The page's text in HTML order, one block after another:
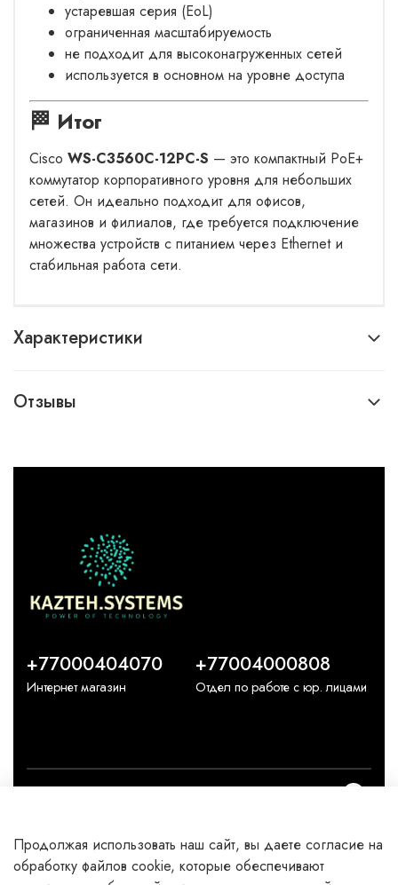
устаревшая серия (EoL)
ограниченная масштабируемость
не подходит для высоконагруженных сетей
используется в основном на уровне доступа
🏁 Итог
Cisco WS-C3560C-12PC-S — это компактный PoE+
коммутатор корпоративного уровня для небольших
сетей. Он идеально подходит для офисов,
магазинов и филиалов, где требуется подключение
множества устройств с питанием через Ethernet и
стабильная работа сети.
Характеристики
Отзывы
Каталог
+77000404070
Интернет магазин
+77004000808
Отдел по работе с юр. лицами
Продолжая использовать наш сайт, вы даете согласие на
обработку файлов cookie, которые обеспечивают